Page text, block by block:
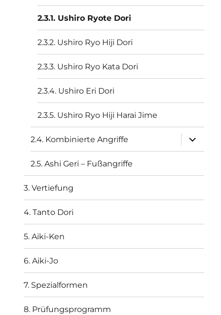
2.3.1. Ushiro Ryote Dori
2.3.2. Ushiro Ryo Hiji Dori
2.3.3. Ushiro Ryo Kata Dori
2.3.4. Ushiro Eri Dori
2.3.5. Ushiro Ryo Hiji Harai Jime
2.4. Kombinierte Angriffe
öffnen
2.5. Ashi Geri – Fußangriffe
3. Vertiefung
4. Tanto Dori
5. Aiki-Ken
6. Aiki-Jo
7. Spezialformen
8. Prüfungsprogramm